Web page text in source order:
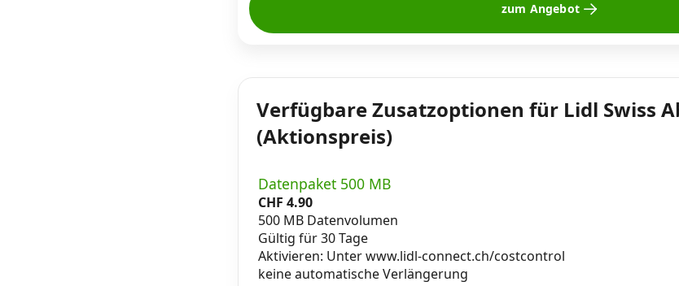
zum Angebot
Verfügbare Zusatzoptionen für Lidl Swiss
(Aktionspreis)
Datenpaket 500 MB
CHF 4.90
500 MB Datenvolumen
Gültig für 30 Tage
Aktivieren: Unter www.lidl-connect.ch/costcontrol
keine automatische Verlängerung